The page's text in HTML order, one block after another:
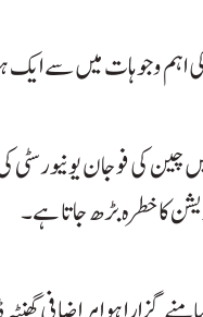
کی اہم وجوہات میں سے
کے علاوہ، جنوری 2023 میں چین کی
کا خطرہ بڑھ جاتا ہے۔